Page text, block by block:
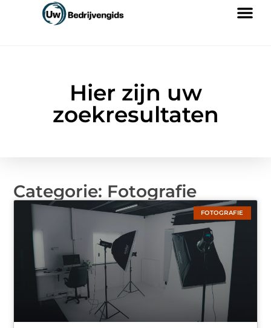
Hier zijn uw
zoekresultaten
Categorie: Fotografie
FOTOGRAFIE